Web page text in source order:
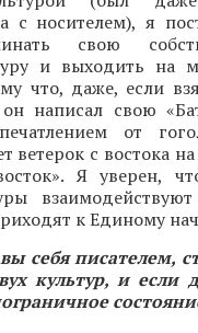
с носителем), я
свою
и выходить на
что, даже, если
написал свою
от
ветерок с востока
Я уверен,
к Единому
себя писателем,
культур, и если